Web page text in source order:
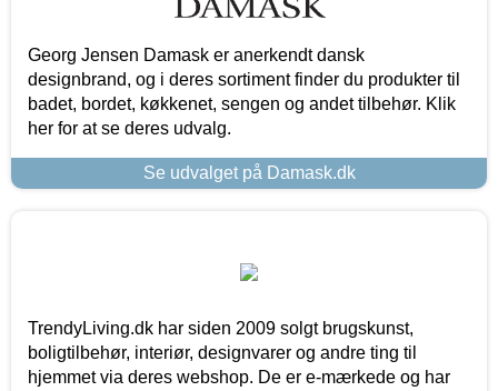
Georg Jensen Damask er anerkendt dansk
designbrand, og i deres sortiment finder du produkter til
badet, bordet, køkkenet, sengen og andet tilbehør. Klik
her for at se deres udvalg.
Se udvalget på Damask.dk
TrendyLiving.dk har siden 2009 solgt brugskunst,
boligtilbehør, interiør, designvarer og andre ting til
hjemmet via deres webshop. De er e-mærkede og har